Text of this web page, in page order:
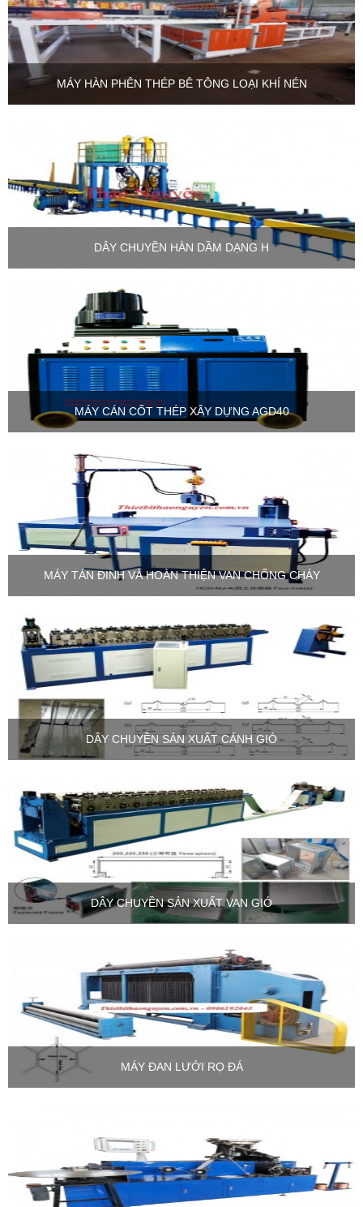
MÁY HÀN PHÊN THÉP BÊ TÔNG LOẠI KHÍ NÉN
DÂY CHUYỀN HÀN DẦM DẠNG H
MÁY CÁN CỐT THÉP XÂY DỰNG AGD40
MÁY TÁN ĐINH VÀ HOÀN THIỆN VAN CHỐNG CHÁY
DÂY CHUYỀN SẢN XUẤT CÁNH GIÓ
DÂY CHUYỀN SẢN XUẤT VAN GIÓ
MÁY ĐAN LƯỚI RỌ ĐÁ